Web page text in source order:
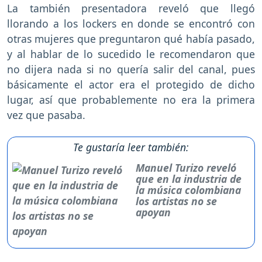
La también presentadora reveló que llegó
llorando a los lockers en donde se encontró con
otras mujeres que preguntaron qué había pasado,
y al hablar de lo sucedido le recomendaron que
no dijera nada si no quería salir del canal, pues
básicamente el actor era el protegido de dicho
lugar, así que probablemente no era la primera
vez que pasaba.
Te gustaría leer también:
Manuel Turizo reveló
que en la industria de
la música colombiana
los artistas no se
apoyan